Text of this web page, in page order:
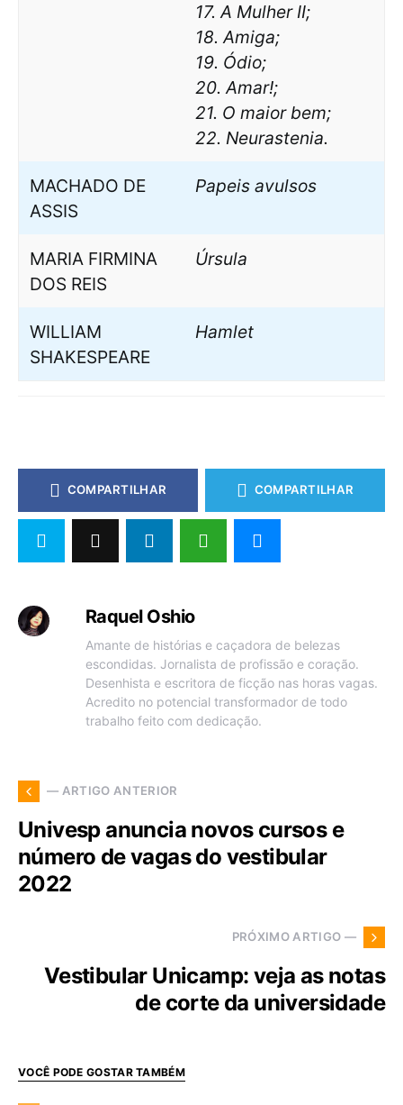
17. A Mulher II;
18. Amiga;
19. Ódio;
20. Amar!;
21. O maior bem;
22. Neurastenia.
MACHADO DE
ASSIS
Papeis avulsos
MARIA FIRMINA
DOS REIS
Úrsula
WILLIAM
SHAKESPEARE
Hamlet
COMPARTILHAR COMPARTILHAR
Raquel Oshio
Amante de histórias e caçadora de belezas
escondidas. Jornalista de profissão e coração.
Desenhista e escritora de ficção nas horas vagas.
Acredito no potencial transformador de todo
trabalho feito com dedicação.
— ARTIGO ANTERIOR
Univesp anuncia novos cursos e
número de vagas do vestibular
2022
PRÓXIMO ARTIGO —
Vestibular Unicamp: veja as notas
de corte da universidade
VOCÊ PODE GOSTAR TAMBÉM